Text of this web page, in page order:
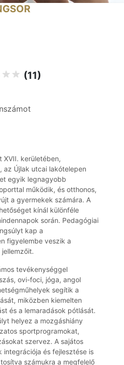
(11)
XVII. kerületében,
az Újlak utcai lakótelepen
egyik legnagyobb
működik, és otthonos,
a gyermekek számára. A
kínál különféle
során. Pedagógiai
kap a
figyelembe veszik a
tevékenységgel
ovi-foci, jóga, angol
segítik a
miközben kiemelten
és a lemaradások pótlását.
helyez a mozgáshiány
sportprogramokat,
szervez. A sajátos
integrációja és fejlesztése is
számukra a megfelelő